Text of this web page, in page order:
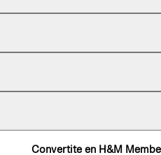
Convertite en H&M